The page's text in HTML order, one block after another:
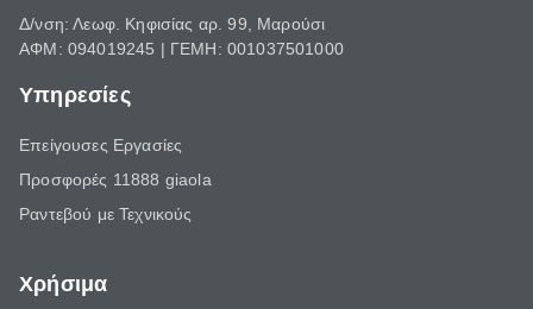
Δ/νση: Λεωφ. Κηφισίας αρ. 99, Μαρούσι
ΑΦΜ: 094019245 | ΓΕΜΗ: 001037501000
Υπηρεσίες
Επείγουσες Εργασίες
Προσφορές 11888 giaola
Ραντεβού με Τεχνικούς
Χρήσιμα